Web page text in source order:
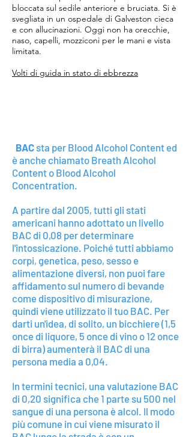
bloccata sul sedile anteriore e bruciata. Si è
svegliata in un ospedale di Galveston cieca
e con allucinazioni. Oggi non ha orecchie,
naso, capelli, mozziconi per le mani e vista
limitata.
Volti di guida in stato di ebbrezza
BAC sta per Blood Alcohol Content ed
è anche chiamato Breath Alcohol
Content o Blood Alcohol
Concentration.
A partire dal 2005, tutti gli stati
americani hanno adottato un livello
BAC di 0,08 per determinare
l'intossicazione. Poiché tutti abbiamo
corpi, genetica, peso, sesso e
alimentazione diversi, non puoi fare
affidamento sul numero di bevande
come dispositivo di misurazione,
quindi viene utilizzato il tuo BAC. Per
darti un'idea, di solito, un bicchiere (1,5
once di liquore, 5 once di vino o 12 once
di birra) aumenterà il BAC di una
persona media a 0,04.
In termini tecnici, una valutazione BAC
di 0,20 significa che 1 parte su 500 nel
sangue di una persona è alcol. Il modo
più comune in cui viene misurato il